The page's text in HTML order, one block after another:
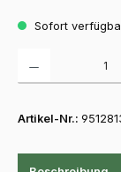
Sofort
Artikel-Nr.: